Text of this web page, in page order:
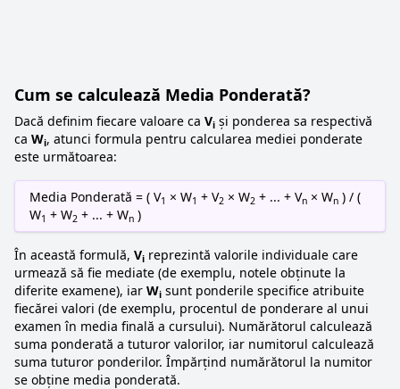
Cum se calculează Media Ponderată?
Dacă definim fiecare valoare ca Vi și ponderea sa respectivă
ca Wi, atunci formula pentru calcularea mediei ponderate
este următoarea:
Media Ponderată = ( V1 × W1 + V2 × W2 + ... + Vn × Wn ) / (
W1 + W2 + ... + Wn )
În această formulă, Vi reprezintă valorile individuale care
urmează să fie mediate (de exemplu, notele obținute la
diferite examene), iar Wi sunt ponderile specifice atribuite
fiecărei valori (de exemplu, procentul de ponderare al unui
examen în media finală a cursului). Numărătorul calculează
suma ponderată a tuturor valorilor, iar numitorul calculează
suma tuturor ponderilor. Împărțind numărătorul la numitor
se obține media ponderată.